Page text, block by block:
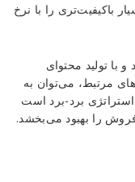
باکیفیت‌تری را با نرخ
با تولید محتوای
مرتبط، می‌توان به
برد-برد است
را بهبود می‌بخشد.